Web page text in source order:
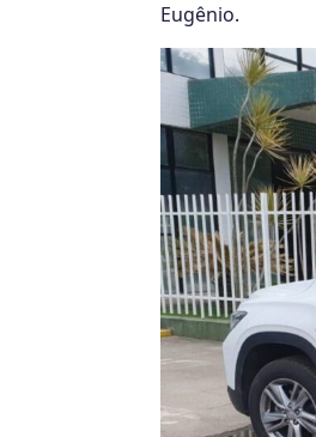
Eugênio.